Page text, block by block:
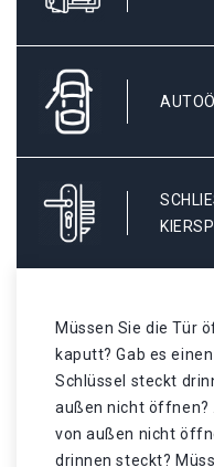
Müssen Sie die Tür
kaputt? Gab es
Schlüssel steckt
außen nicht öffnen?
von außen nicht
drinnen steckt?